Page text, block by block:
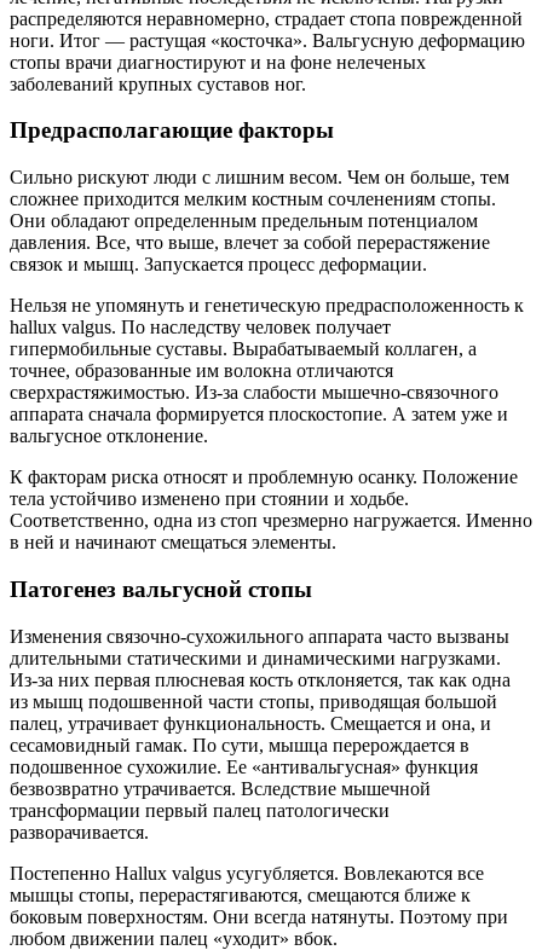
распределяются неравномерно, страдает стопа поврежденной
ноги. Итог — растущая «косточка». Вальгусную деформацию
стопы врачи диагностируют и на фоне нелеченых
заболеваний крупных суставов ног.
Предрасполагающие факторы
Сильно рискуют люди с лишним весом. Чем он больше, тем
сложнее приходится мелким костным сочленениям стопы.
Они обладают определенным предельным потенциалом
давления. Все, что выше, влечет за собой перерастяжение
связок и мышц. Запускается процесс деформации.
Нельзя не упомянуть и генетическую предрасположенность к
hallux valgus. По наследству человек получает
гипермобильные суставы. Вырабатываемый коллаген, а
точнее, образованные им волокна отличаются
сверхрастяжимостью. Из-за слабости мышечно-связочного
аппарата сначала формируется плоскостопие. А затем уже и
вальгусное отклонение.
К факторам риска относят и проблемную осанку. Положение
тела устойчиво изменено при стоянии и ходьбе.
Соответственно, одна из стоп чрезмерно нагружается. Именно
в ней и начинают смещаться элементы.
Патогенез вальгусной стопы
Изменения связочно-сухожильного аппарата часто вызваны
длительными статическими и динамическими нагрузками.
Из-за них первая плюсневая кость отклоняется, так как одна
из мышц подошвенной части стопы, приводящая большой
палец, утрачивает функциональность. Смещается и она, и
сесамовидный гамак. По сути, мышца перерождается в
подошвенное сухожилие. Ее «антивальгусная» функция
безвозвратно утрачивается. Вследствие мышечной
трансформации первый палец патологически
разворачивается.
Постепенно Hallux valgus усугубляется. Вовлекаются все
мышцы стопы, перерастягиваются, смещаются ближе к
боковым поверхностям. Они всегда натянуты. Поэтому при
любом движении палец «уходит» вбок.